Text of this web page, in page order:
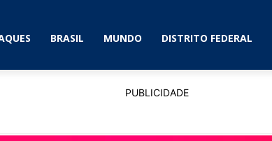
BRASIL MUNDO DISTRITO FEDERAL
PUBLICIDADE